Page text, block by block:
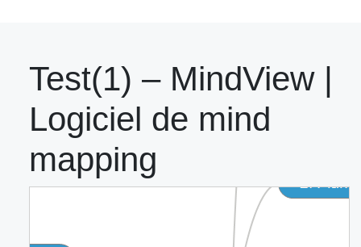
Test(1) – MindView |
Logiciel de mind
mapping